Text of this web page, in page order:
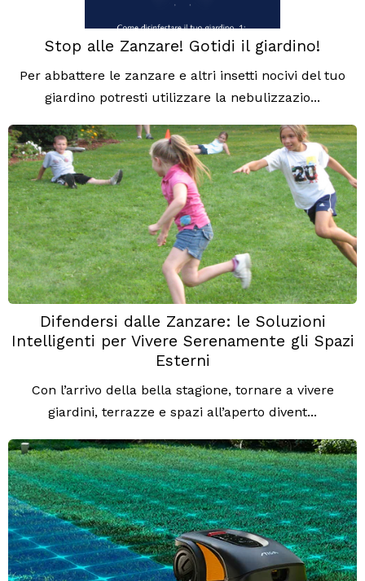
Stop alle Zanzare! Gotidi il giardino!
Per abbattere le zanzare e altri insetti nocivi del tuo
giardino potresti utilizzare la nebulizzazio...
Difendersi dalle Zanzare: le Soluzioni
Intelligenti per Vivere Serenamente gli Spazi
Esterni
Con l’arrivo della bella stagione, tornare a vivere
giardini, terrazze e spazi all’aperto divent...